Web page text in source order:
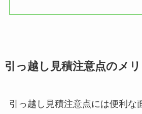
引っ越し見積注意点のメ
引っ越し見積注意点には便利な